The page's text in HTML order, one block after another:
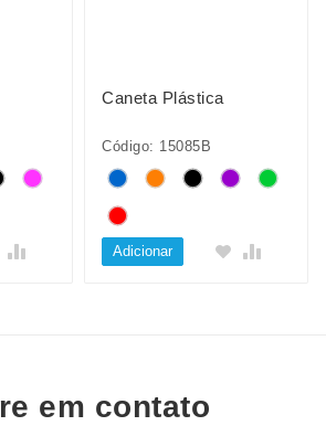
Caneta Plástica
Código: 15085B
Adicionar
em contato